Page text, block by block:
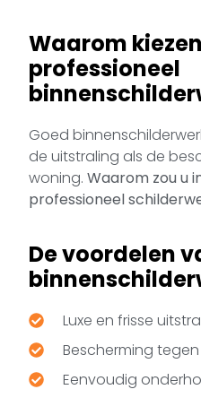
Waarom
professioneel
Goed
de uitstraling als de
woning. Waarom zou u
professioneel
De voordelen
Luxe en frisse
Bescherming
Eenvoudig